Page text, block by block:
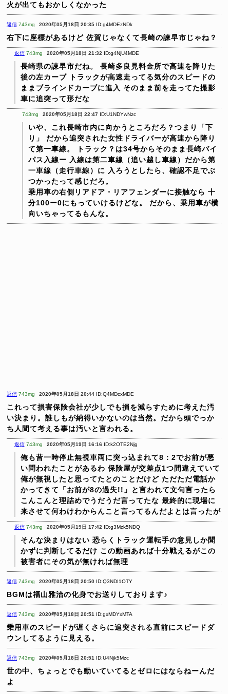
火が出てもおかしくなかった
返信 743mg 2020年05月18日 20:35 ID:g4MDEzNDk
右下に座標があるけど 佐賀じゃなくて長崎の諫早市じゃね？
返信 743mg 2020年05月18日 21:32 ID:g4NjU4MDE
長崎県の諫早市だね。
長崎多良見料金所で高速を降りた
後の左カーブ トラックが高速走ってる気分のスピードの
ままブラインドカーブに進入 そのまま前を走ってた撮影
車に追突って形だな
743mg 2020年05月18日 22:47 ID:U1NDYwNzc
いや、これ長崎市内に向かうところだろ？つまり「下
り」
だから追突された女性ドライバーが高速から降り
て第一車線。
トラック？は34号からそのまま長崎バイ
パス入線ー 入線は第二車線（追い越し車線）だから第
一車線（走行車線）に 入ろうとしたら、確認不足でぶ
つかったって感じだろ。
乗用車の右側リアドア・リアフェンダーに接触なら 十
分100ー0にもっていけるけどな。
だから、乗用車が横
向いちゃってるもんな。
返信 743mg 2020年05月18日 20:44 ID:Q4MDcxMDE
これって損害保険会社が少しでも損を減らすために考えた汚
い決まり。誰しもが納得いかないのは当然。だから頭でっか
ち人間て考える事は汚いと言われる。
返信 743mg 2020年05月19日 16:16 ID:k2OTE2Njg
俺も昔一時停止無視車両に突っ込まれて8：2でお前が悪
い問われたことがあるわ 保険屋が交差点1つ間違えていて
俺が無視したと思ってたとのことだけど ただただ電話か
かってきて「お前が8の過失!!」と言われて文句言ったら
こんこんと理詰めでうだうだ言ってたな 最終的に現場に
来させて何わけわからんこと言ってるんだよとは言ったが
返信 743mg 2020年05月19日 17:42 ID:g3Mzk5NDQ
そんな決まりはない 恐らくトラック運転手の意見しか聞
かずに判断してるだけ この動画あれば十分戦えるがこの
被害者にその気が無ければ無理
返信 743mg 2020年05月18日 20:50 ID:Q3NDI1OTY
BGMは福山雅治の化身でお送りしております♪
返信 743mg 2020年05月18日 20:51 ID:gxMDYxMTA
乗用車のスピードが遅くさらに追突される直前にスピードダ
ウンしてるように見える。
返信 743mg 2020年05月18日 20:51 ID:U4Njk5Mzc
世の中、ちょっとでも動いていてるとゼロにはならねーんだ
よ